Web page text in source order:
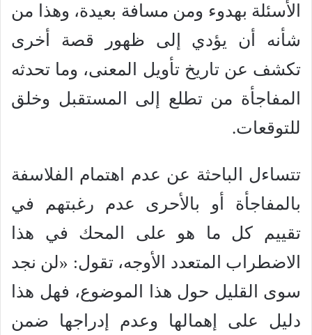
الأسئلة بهدوء ومن مسافة بعيدة، وهذا من
شأنه أن يؤدي إلى ظهور قصة أخرى
تكشف عن تاريخ تأويل المعنى، وما تحدثه
المفاجأة من تطلع إلى المستقبل وخلق
للتوقعات.
تتساءل الباحثة عن عدم اهتمام الفلاسفة
بالمفاجأة أو بالأحرى عدم رغبتهم في
تقييم كل ما هو على المحك في هذا
الاضطراب المتعدد الأوجه، تقول: «لن نجد
سوى القليل حول هذا الموضوع، فهل هذا
دليل على إهمالها وعدم إدراجها ضمن